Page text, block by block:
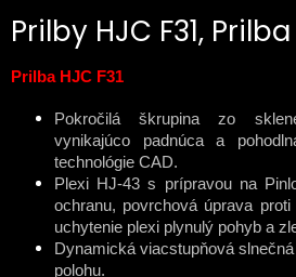
Prilby HJC F31, Prilba
Prilba HJC F31
Pokročilá škrupina zo
vynikajúco padnúca a
technológie CAD.
Plexi HJ-43 s prípravou na
ochranu, povrchová úprava
uchytenie plexi plynulý pohyb a
Dynamická viacstupňová
polohu.